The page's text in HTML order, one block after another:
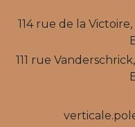
114 rue de la
111 rue